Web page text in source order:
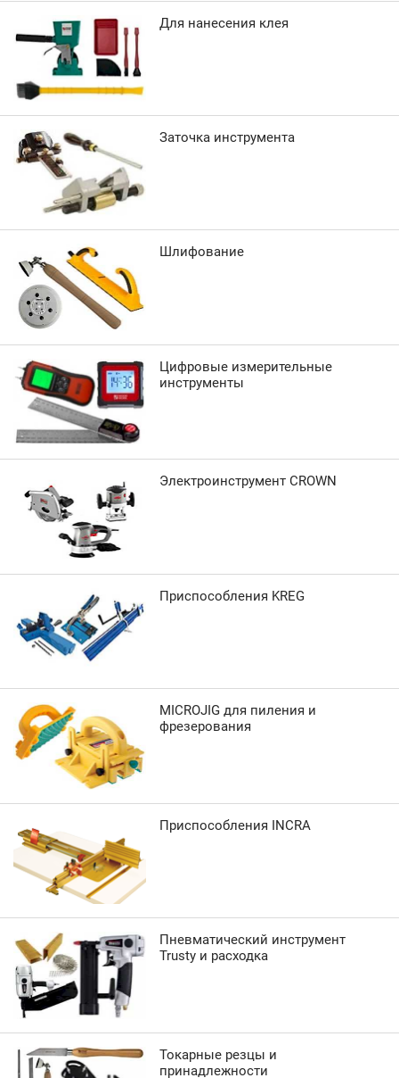
Для нанесения клея
Заточка инструмента
Шлифование
Цифровые измерительные
инструменты
Электроинструмент CROWN
Приспособления KREG
MICROJIG для пиления и
фрезерования
Приспособления INCRA
Пневматический инструмент
Trusty и расходка
Токарные резцы и
принадлежности